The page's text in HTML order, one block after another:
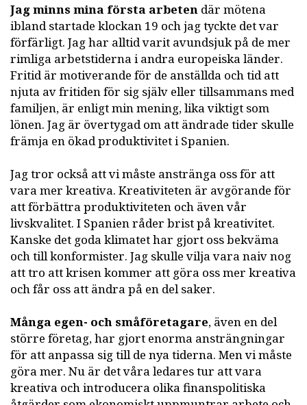
Jag minns mina första arbeten där mötena
ibland startade klockan 19 och jag tyckte det var
förfärligt. Jag har alltid varit avundsjuk på de mer
rimliga arbetstiderna i andra europeiska länder.
Fritid är motiverande för de anställda och tid att
njuta av fritiden för sig själv eller tillsammans med
familjen, är enligt min mening, lika viktigt som
lönen. Jag är övertygad om att ändrade tider skulle
främja en ökad produktivitet i Spanien.
Jag tror också att vi måste anstränga oss för att
vara mer kreativa. Kreativiteten är avgörande för
att förbättra produktiviteten och även vår
livskvalitet. I Spanien råder brist på kreativitet.
Kanske det goda klimatet har gjort oss bekväma
och till konformister. Jag skulle vilja vara naiv nog
att tro att krisen kommer att göra oss mer kreativa
och får oss att ändra på en del saker.
Många egen- och småföretagare, även en del
större företag, har gjort enorma ansträngningar
för att anpassa sig till de nya tiderna. Men vi måste
göra mer. Nu är det våra ledares tur att vara
kreativa och introducera olika finanspolitiska